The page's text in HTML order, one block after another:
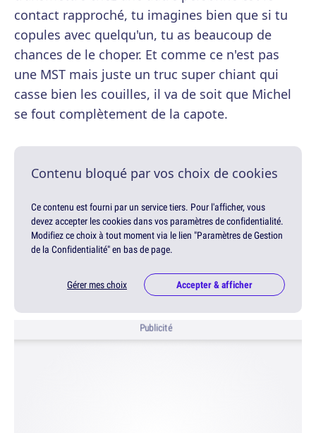
contact rapproché, tu imagines bien que si tu
copules avec quelqu'un, tu as beaucoup de
chances de le choper. Et comme ce n'est pas
une MST mais juste un truc super chiant qui
casse bien les couilles, il va de soit que Michel
se fout complètement de la capote.
Contenu bloqué par vos choix de cookies
Ce contenu est fourni par un service tiers. Pour l'afficher, vous
devez accepter les cookies dans vos paramètres de confidentialité.
Modifiez ce choix à tout moment via le lien "Paramètres de Gestion
de la Confidentialité" en bas de page.
Gérer mes choix Accepter & afficher
Publicité